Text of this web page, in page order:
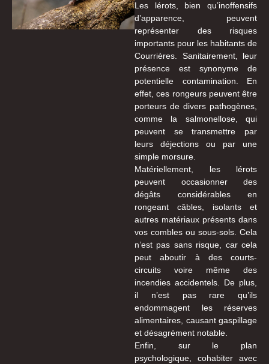
Les lérots, bien qu’inoffensifs
d’apparence, peuvent
représenter des risques
importants pour les habitants de
Courrières. Sanitairement, leur
présence est synonyme de
potentielle contamination. En
effet, ces rongeurs peuvent être
porteurs de divers pathogènes,
comme la salmonellose, qui
peuvent se transmettre par
leurs déjections ou par une
simple morsure.
Matériellement, les lérots
peuvent occasionner des
dégâts considérables en
rongeant câbles, isolants et
autres matériaux présents dans
vos combles ou sous-sols. Cela
n’est pas sans risque, car cela
peut aboutir à des courts-
circuits voire même des
incendies accidentels. De plus,
il n’est pas rare qu’ils
endommagent les réserves
alimentaires, causant gaspillage
et désagrément notable.
Enfin, sur le plan
psychologique, cohabiter avec